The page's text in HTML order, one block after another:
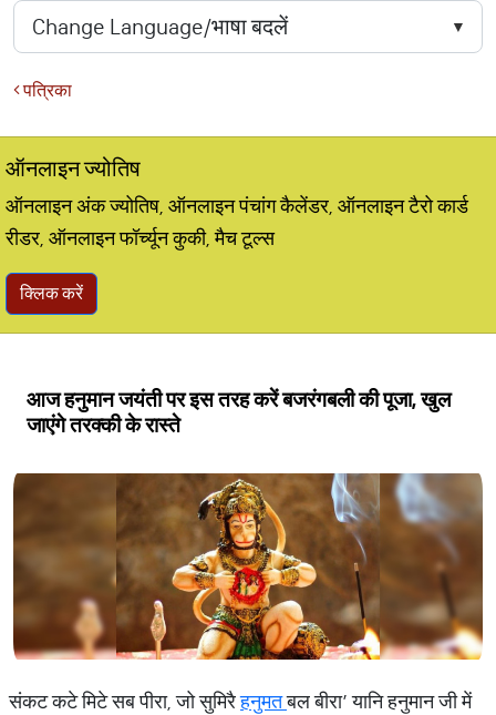
पत्रिका
ऑनलाइन ज्योतिष
ऑनलाइन अंक ज्योतिष, ऑनलाइन पंचांग कैलेंडर, ऑनलाइन टैरो कार्ड
रीडर, ऑनलाइन फॉर्च्यून कुकी, मैच टूल्स
क्लिक करें
आज हनुमान जयंती पर इस तरह करें बजरंगबली की पूजा, खुल
जाएंगे तरक्की के रास्ते
संकट कटे मिटे सब पीरा, जो सुमिरैहनुमतबल बीरा’ यानि हनुमान जी में